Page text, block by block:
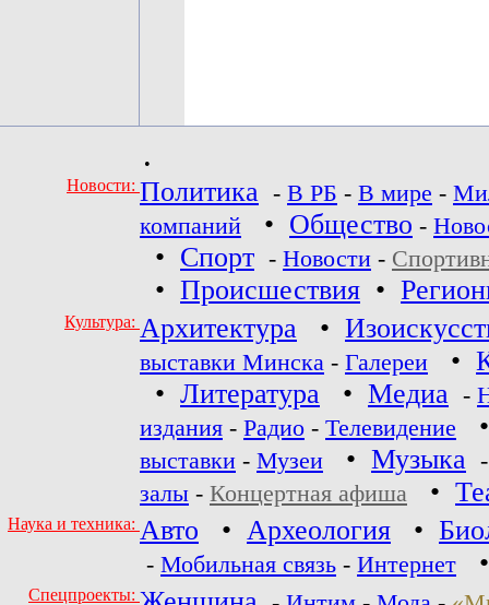
•
Новости: Политика - В РБ - В мире -
компаний
• Общество -
• Спорт - Новости -
• Происшествия •
Культура: Архитектура •
выставки Минска - Галереи •
• Литература • Медиа -
издания - Радио - Телевидение
выставки - Музеи • Музыка
залы - Концертная афиша •
Наука и техника: Авто • Археология •
- Мобильная связь - Интернет
Спецпроекты: